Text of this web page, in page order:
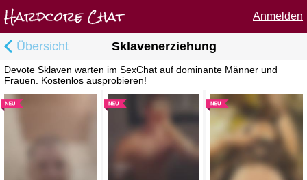
Anmelden
Übersicht Sklavenerziehung
Devote Sklaven warten im SexChat auf dominante Männer und
Frauen. Kostenlos ausprobieren!